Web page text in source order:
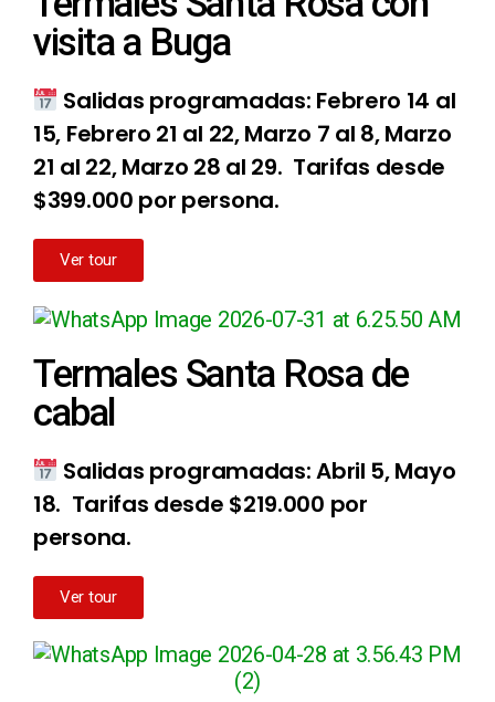
visita a Buga
Salidas programadas: Febrero 14 al
15, Febrero 21 al 22, Marzo 7 al 8, Marzo
21 al 22, Marzo 28 al 29. Tarifas desde
$399.000 por persona.
Ver tour
Termales Santa Rosa de
cabal
Salidas programadas: Abril 5, Mayo
18. Tarifas desde $219.000 por
persona.
Ver tour